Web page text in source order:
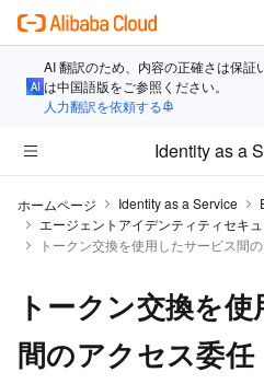
AI 翻訳のため、内容の正確さは保証
は中国語版をご参照ください。
人力翻訳を依頼する
Identity as a
ホームページ Identity as a Service
エージェントアイデンティティセキ
トークン交換を使用したサービス間
トークン交換を
間のアクセス委任